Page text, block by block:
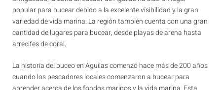
popular para bucear debido a la excelente visibilidad y la gran
variedad de vida marina. La región también cuenta con una gran
cantidad de lugares para bucear, desde playas de arena hasta
arrecifes de coral.
La historia del buceo en Aguilas comenzó hace más de 200 años
cuando los pescadores locales comenzaron a bucear para